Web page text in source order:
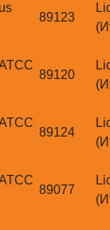
89123
89120
89124
89077